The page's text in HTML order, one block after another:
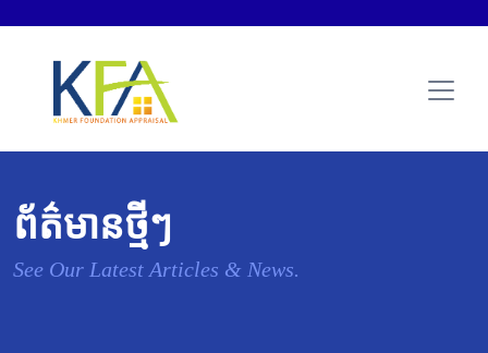
ព័ត៌មានថ្មីៗ
See Our Latest Articles & News.